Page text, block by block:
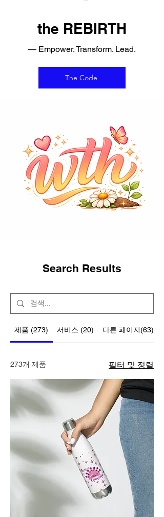
the REBIRTH
— Empower. Transform. Lead.
The Code
Search Results
제품 (273) 서비스 (20) 다른 페이지(63)
273개 제품 필터 및 정렬